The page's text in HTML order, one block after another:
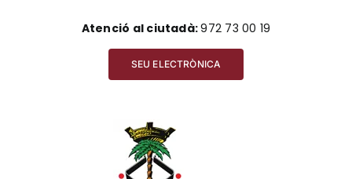
Atenció al ciutadà:972 73 00 19
SEU ELECTRÒNICA